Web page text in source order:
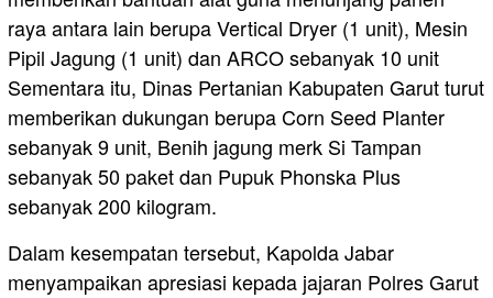
raya antara lain berupa Vertical Dryer (1 unit), Mesin
Pipil Jagung (1 unit) dan ARCO sebanyak 10 unit
Sementara itu, Dinas Pertanian Kabupaten Garut turut
memberikan dukungan berupa Corn Seed Planter
sebanyak 9 unit, Benih jagung merk Si Tampan
sebanyak 50 paket dan Pupuk Phonska Plus
sebanyak 200 kilogram.
Dalam kesempatan tersebut, Kapolda Jabar
menyampaikan apresiasi kepada jajaran Polres Garut